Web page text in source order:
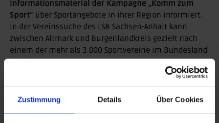
Zustimmung Details Über Cookies
Informationsmaterial der Kampagne „Komm zum
Sport“ über Sportangebote in ihrer Region informiert.
In der Vereinssuche des LSB Sachsen-Anhalt kann
zwischen Altmark und Burgenlandkreis gezielt nach
einem der mehr als 3.000 Sportvereine im Bundesland
gesucht werden.
Zurück